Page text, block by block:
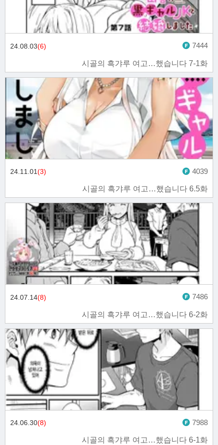
시골의 흑갸루 여고…했습니다 7-1화
24.08.03(6) 7444
시골의 흑갸루 여고…했습니다 6.5화
24.11.01(3) 4039
시골의 흑갸루 여고…했습니다 6-2화
24.07.14(8) 7486
시골의 흑갸루 여고…했습니다 6-1화
24.06.30(8) 7988